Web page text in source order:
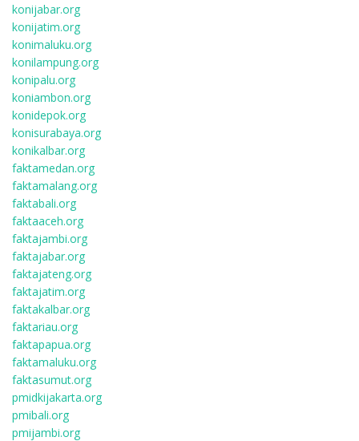
konijabar.org
konijatim.org
konimaluku.org
konilampung.org
konipalu.org
koniambon.org
konidepok.org
konisurabaya.org
konikalbar.org
faktamedan.org
faktamalang.org
faktabali.org
faktaaceh.org
faktajambi.org
faktajabar.org
faktajateng.org
faktajatim.org
faktakalbar.org
faktariau.org
faktapapua.org
faktamaluku.org
faktasumut.org
pmidkijakarta.org
pmibali.org
pmijambi.org